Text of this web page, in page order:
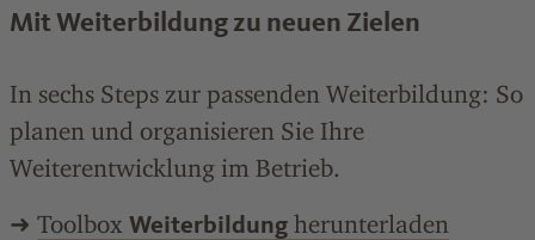
Mit Weiterbildung zu neuen Zielen
In sechs Steps zur passenden Weiterbildung: So
planen und organisieren Sie Ihre
Weiterentwicklung im Betrieb.
➜ Toolbox Weiterbildung herunterladen